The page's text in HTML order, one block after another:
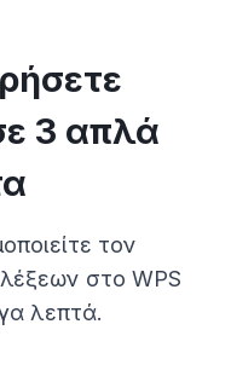
3 απλά
τον
στο WPS
λεπτά.